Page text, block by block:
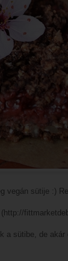
vegán sütije :)
a sütibe, de akár